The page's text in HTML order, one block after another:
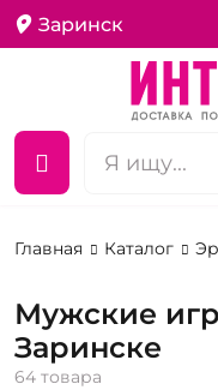
Заринск
Главная Каталог
Мужские
Заринске
64 товара